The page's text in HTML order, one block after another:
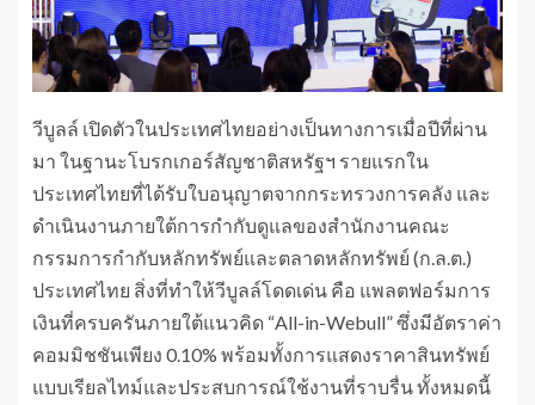
วีบูลล์ เปิดตัวในประเทศไทยอย่างเป็นทางการเมื่อปีที่ผ่าน
มา ในฐานะโบรกเกอร์สัญชาติสหรัฐฯ​ รายแรกใน
ประเทศไทยที่ได้รับใบอนุญาตจากกระทรวงการคลัง และ
ดำเนินงานภายใต้การกำกับดูแลของสำนักงานคณะ
กรรมการกำกับหลักทรัพย์และตลาดหลักทรัพย์ (ก.ล.ต.)
ประเทศไทย สิ่งที่ทำให้วีบูลล์โดดเด่น คือ แพลตฟอร์มการ
เงินที่ครบครันภายใต้แนวคิด “All-in-Webull” ซึ่งมีอัตราค่า
คอมมิชชันเพียง 0.10% พร้อมทั้งการแสดงราคาสินทรัพย์
แบบเรียลไทม์และประสบการณ์ใช้งานที่ราบรื่น ทั้งหมดนี้